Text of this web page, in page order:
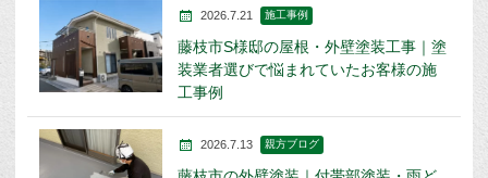
2026.7.21 施工事例
藤枝市S様邸の屋根・外壁塗装工事｜塗
装業者選びで悩まれていたお客様の施
工事例
2026.7.13 親方ブログ